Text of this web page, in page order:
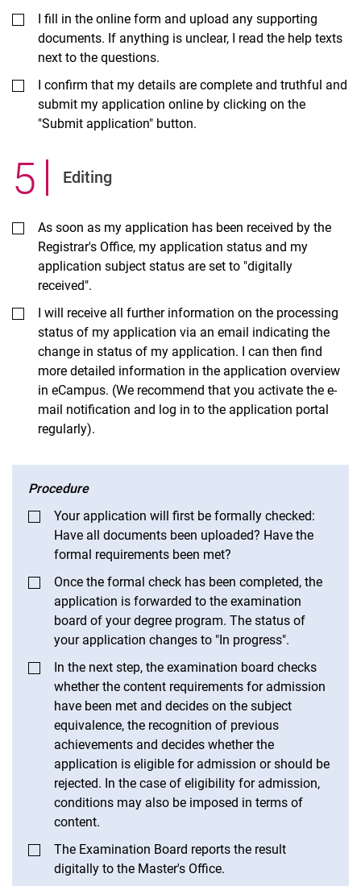
I fill in the online form and upload any supporting
documents. If anything is unclear, I read the help texts
next to the questions.
I confirm that my details are complete and truthful and
submit my application online by clicking on the
"Submit application" button.
5. Editing
As soon as my application has been received by the
Registrar's Office, my application status and my
application subject status are set to "digitally
received".
I will receive all further information on the processing
status of my application via an email indicating the
change in status of my application. I can then find
more detailed information in the application overview
in eCampus. (We recommend that you activate the e-
mail notification and log in to the application portal
regularly).
Procedure
Your application will first be formally checked:
Have all documents been uploaded? Have the
formal requirements been met?
Once the formal check has been completed, the
application is forwarded to the examination
board of your degree program. The status of
your application changes to "In progress".
In the next step, the examination board checks
whether the content requirements for admission
have been met and decides on the subject
equivalence, the recognition of previous
achievements and decides whether the
application is eligible for admission or should be
rejected. In the case of eligibility for admission,
conditions may also be imposed in terms of
content.
The Examination Board reports the result
digitally to the Master's Office.